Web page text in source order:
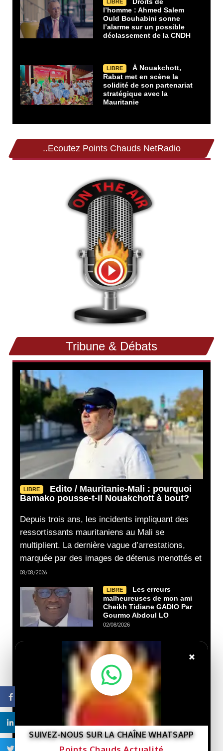
LIBRE
l’homme : Ahmed Salem
Ould Bouhabini sonne
l’alarme sur un possible
déclassement de la CNDH
LIBRE
À Nouakchott,
Rabat met en scène la
solidité de son partenariat
stratégique avec la
Mauritanie
..Ecoutez Points Chauds NetRadio
Tribune & Débats
LIBRE
Edito / Mauritanie-Mali : pourquoi
Bamako pousse-t-il Nouakchott à bout?
Depuis trois ans, les incidents impliquant des
ressortissants mauritaniens au Mali se
multiplient. La dernière vague d’arrestations,
marquée par des images de détenus menottés et
08/08/2026
LIBRE
Les erreurs
malheureuses de mon ami
Cheikh Tidiane GADIO Par
Gourmo Abdoul LO
02/08/2026
LIBRE
Nouveau livre :
« Gaza et le destin de la
Palestine »… Une lecture
de l’histoire de la cause
palestinienne depuis la
porte de Gaza.
LIBRE
Que veut le
Président Ghazwani?
×
SUIVEZ-NOUS SUR LA CHAÎNE WHATSAPP